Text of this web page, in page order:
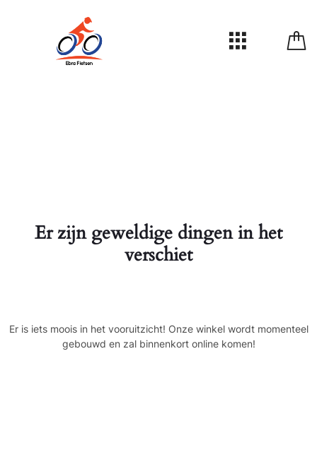
Er zijn geweldige dingen in het
verschiet
Er is iets moois in het vooruitzicht! Onze winkel wordt momenteel
gebouwd en zal binnenkort online komen!